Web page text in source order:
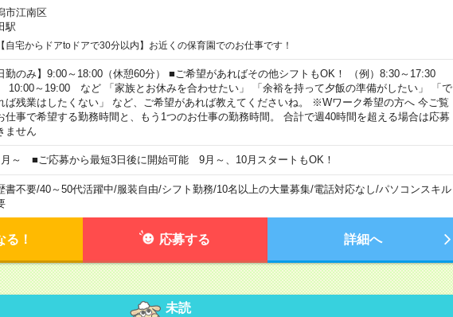
市江南区
駅
自宅からドアtoドアで30分以内】お近くの保育園でのお仕事です！
勤のみ】9:00～18:00（休憩60分） ■ご希望があればその他シフトもOK！ （例）8:30～17:30
～19:00 など 「家族とお休みを合わせたい」 「余裕を持って夕飯の準備がしたい」 「で
ば残業はしたくない」 など、ご希望があれば教えてくださいね。 ※Wワーク希望の方へ 今ご覧
仕事で希望する勤務時間と、もう1つのお仕事の勤務時間。 合計で週40時間を超える場合は応募
ません
～ ■ご応募から最短3日後に開始可能 9月～、10月スタートもOK！
書不要/40～50代活躍中/服装自由/シフト勤務/10名以上の大量募集/電話対応なし/パソコンスキル
る！ 応募する 詳細へ
未読